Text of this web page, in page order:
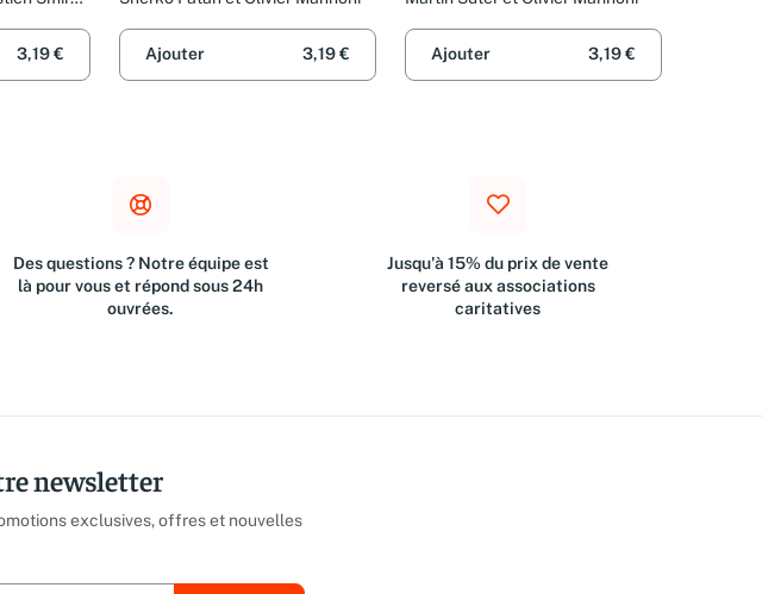
3,19 € Ajouter 3,19 € Ajouter 3,19 €
Des questions ? Notre équipe est
là pour vous et répond sous 24h
ouvrées.
Jusqu'à 15% du prix de vente
reversé aux associations
caritatives
newsletter
exclusives, offres et nouvelles